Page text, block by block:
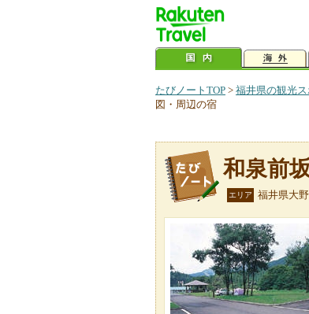
たびノートTOP > 福井県の観光ス
図・周辺の宿
和泉前
エリア 福井県大